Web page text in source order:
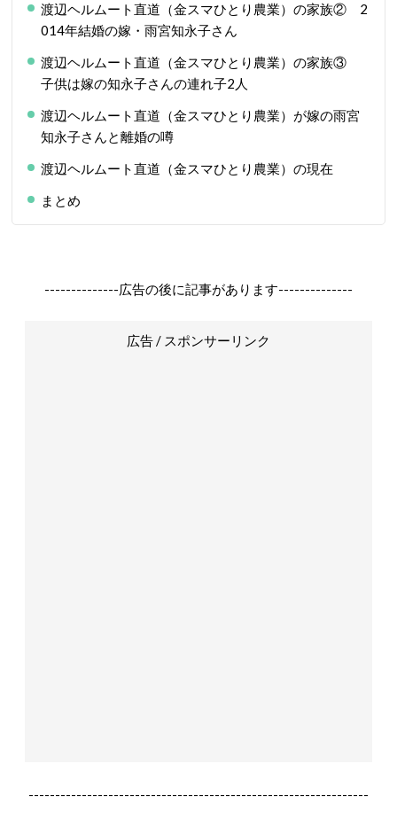
渡辺ヘルムート直道（金スマひとり農業）の家族② 2
014年結婚の嫁・雨宮知永子さん
渡辺ヘルムート直道（金スマひとり農業）の家族③
子供は嫁の知永子さんの連れ子2人
渡辺ヘルムート直道（金スマひとり農業）が嫁の雨宮
知永子さんと離婚の噂
渡辺ヘルムート直道（金スマひとり農業）の現在
まとめ
--------------広告の後に記事があります--------------
広告 / スポンサーリンク
----------------------------------------------------------------